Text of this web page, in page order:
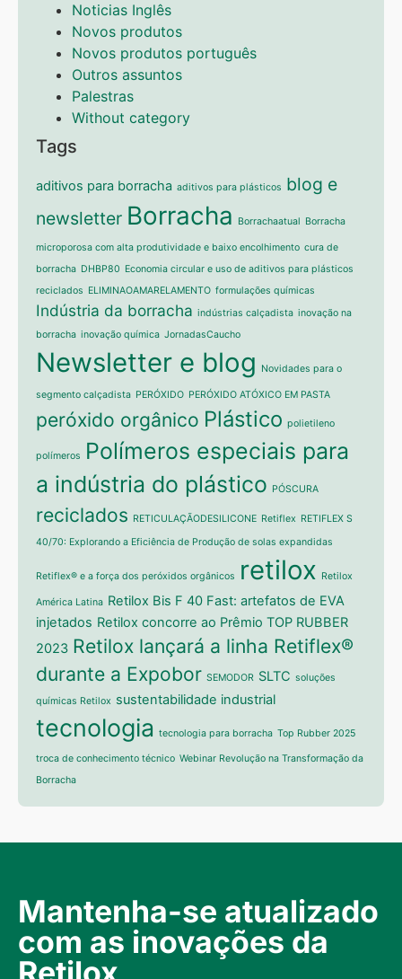
Noticias Inglês
Novos produtos
Novos produtos português
Outros assuntos
Palestras
Without category
Tags
aditivos para borracha aditivos para plásticos blog e
newsletter Borracha Borrachaatual Borracha
microporosa com alta produtividade e baixo encolhimento cura de
borracha DHBP80 Economia circular e uso de aditivos para plásticos
reciclados ELIMINAOAMARELAMENTO formulações químicas
Indústria da borracha indústrias calçadista inovação na
borracha inovação química JornadasCaucho
Newsletter e blog Novidades para o
segmento calçadista PERÓXIDO PERÓXIDO ATÓXICO EM PASTA
peróxido orgânico Plástico polietileno
polímeros
Polímeros especiais para
a indústria do plástico PÓSCURA
reciclados RETICULAÇÃODESILICONE Retiflex RETIFLEX S
40/70: Explorando a Eficiência de Produção de solas expandidas
Retiflex® e a força dos peróxidos orgânicos retilox Retilox
América Latina Retilox Bis F 40 Fast: artefatos de EVA
injetados Retilox concorre ao Prêmio TOP RUBBER
2023 Retilox lançará a linha Retiflex®
durante a Expobor SEMODOR SLTC soluções
químicas Retilox sustentabilidade industrial
tecnologia tecnologia para borracha Top Rubber 2025
troca de conhecimento técnico Webinar Revolução na Transformação da
Borracha
Mantenha-se atualizado
com as inovações da